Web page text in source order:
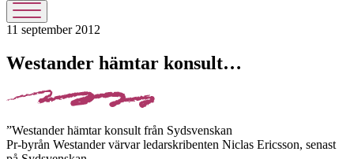
11 september 2012
Westander hämtar konsult…
”Westander hämtar konsult från Sydsvenskan
Pr-byrån Westander värvar ledarskribenten Niclas Ericsson, senast